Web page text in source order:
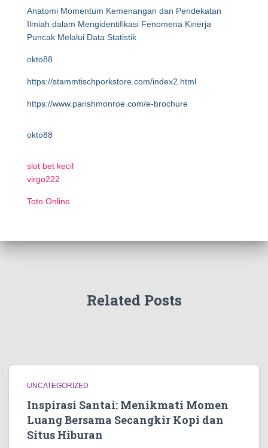
Anatomi Momentum Kemenangan dan Pendekatan
Ilmiah dalam Mengidentifikasi Fenomena Kinerja
Puncak Melalui Data Statistik
okto88
https://stammtischporkstore.com/index2.html
https://www.parishmonroe.com/e-brochure
okto88
slot bet kecil
virgo222
Toto Online
Related Posts
UNCATEGORIZED
Inspirasi Santai: Menikmati Momen
Luang Bersama Secangkir Kopi dan
Situs Hiburan